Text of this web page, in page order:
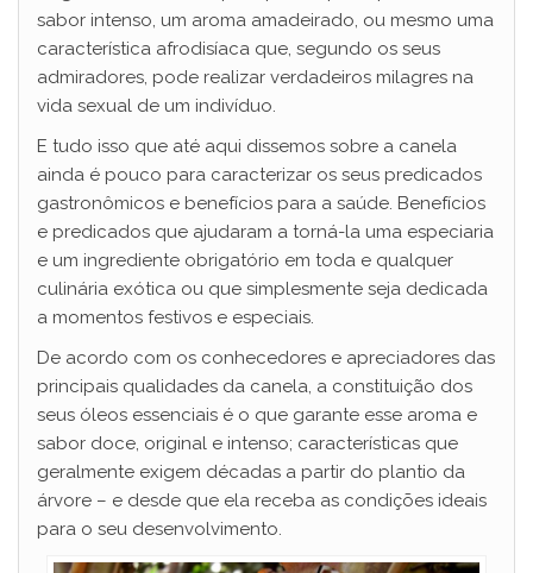
sabor intenso, um aroma amadeirado, ou mesmo uma
característica afrodisíaca que, segundo os seus
admiradores, pode realizar verdadeiros milagres na
vida sexual de um indivíduo.
E tudo isso que até aqui dissemos sobre a canela
ainda é pouco para caracterizar os seus predicados
gastronômicos e benefícios para a saúde. Benefícios
e predicados que ajudaram a torná-la uma especiaria
e um ingrediente obrigatório em toda e qualquer
culinária exótica ou que simplesmente seja dedicada
a momentos festivos e especiais.
De acordo com os conhecedores e apreciadores das
principais qualidades da canela, a constituição dos
seus óleos essenciais é o que garante esse aroma e
sabor doce, original e intenso; características que
geralmente exigem décadas a partir do plantio da
árvore – e desde que ela receba as condições ideais
para o seu desenvolvimento.